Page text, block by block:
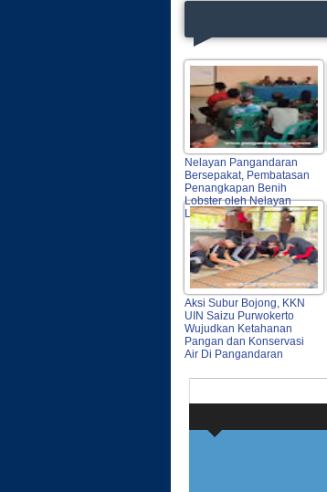
Nelayan Pangandaran
Bersepakat, Pembatasan
Penangkapan Benih
Lobster oleh Nelayan
Luar Daerah
Aksi Subur Bojong, KKN
UIN Saizu Purwokerto
Wujudkan Ketahanan
Pangan dan Konservasi
Air Di Pangandaran